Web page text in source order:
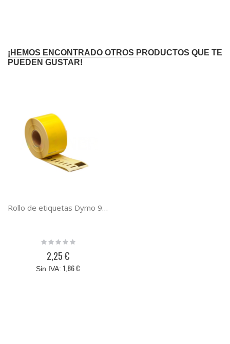
¡HEMOS ENCONTRADO OTROS PRODUCTOS QUE TE
PUEDEN GUSTAR!
Rollo de etiquetas Dymo 99010 amarilla compatible S0722370 ( 130 etiquetas )
Rating:
2,25 €
1,86 €